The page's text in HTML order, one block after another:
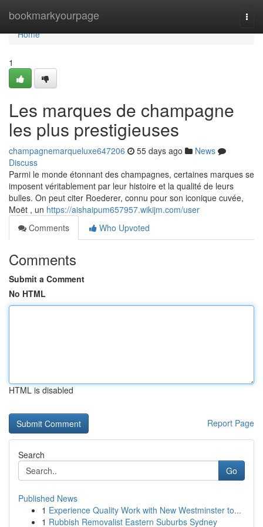
bookmarkyourpage
Home
Home
1
Les marques de champagne
les plus prestigieuses
champagnemarqueluxe647206 55 days ago
News
Discuss
Parmi le monde étonnant des champagnes, certaines marques se
imposent véritablement par leur histoire et la qualité de leurs
bulles. On peut citer Roederer, connu pour son iconique cuvée,
Moët , un https://aishaipum657957.wikijm.com/user
Comments
Who Upvoted
Comments
Submit a Comment
No HTML
HTML is disabled
Report Page
Search
Go
Published News
1 Experience Quality Work with New Westminster to...
1 Rubbish Removalist Eastern Suburbs Sydney